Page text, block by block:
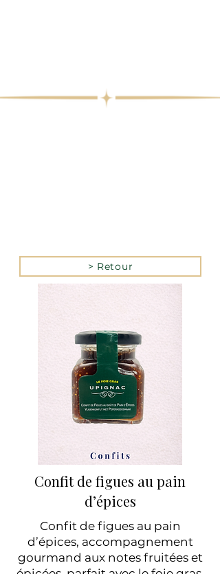
> Retour
Confit de figues au pain
d’épices
Confit de figues au pain
d’épices, accompagnement
gourmand aux notes fruitées et